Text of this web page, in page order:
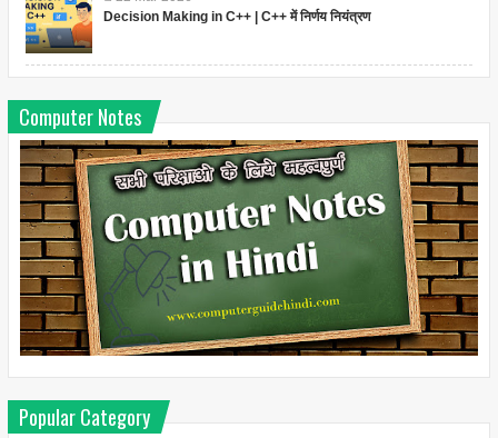
Decision Making in C++ | C++ में निर्णय नियंत्रण
Computer Notes
Popular Category